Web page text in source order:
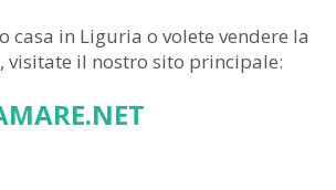
casa in Liguria o volete vendere la
visitate il nostro sito principale: